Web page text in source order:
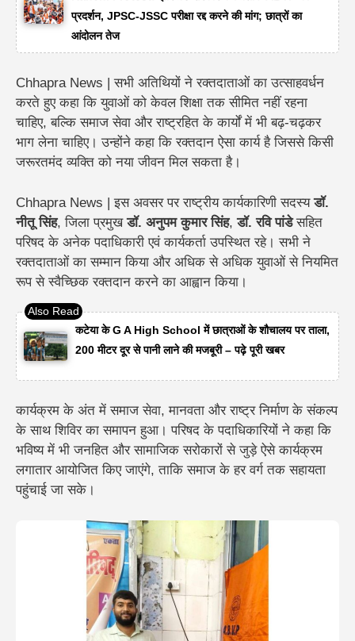
प्रदर्शन, JPSC-JSSC परीक्षा रद्द करने की मांग; छात्रों का
आंदोलन तेज
Chhapra News | सभी अतिथियों ने रक्तदाताओं का उत्साहवर्धन
करते हुए कहा कि युवाओं को केवल शिक्षा तक सीमित नहीं रहना
चाहिए, बल्कि समाज सेवा और राष्ट्रहित के कार्यों में भी बढ़-चढ़कर
भाग लेना चाहिए। उन्होंने कहा कि रक्तदान ऐसा कार्य है जिससे किसी
जरूरतमंद व्यक्ति को नया जीवन मिल सकता है।
Chhapra News | इस अवसर पर राष्ट्रीय कार्यकारिणी सदस्यडॉ.
नीतू सिंह, जिला प्रमुखडॉ. अनुपम कुमार सिंह,डॉ. रवि पांडेसहित
परिषद के अनेक पदाधिकारी एवं कार्यकर्ता उपस्थित रहे। सभी ने
रक्तदाताओं का सम्मान किया और अधिक से अधिक युवाओं से नियमित
रूप से स्वैच्छिक रक्तदान करने का आह्वान किया।
कटेया के G A High School में छात्राओं के शौचालय पर ताला,
200 मीटर दूर से पानी लाने की मजबूरी – पढ़े पूरी खबर
कार्यक्रम के अंत में समाज सेवा, मानवता और राष्ट्र निर्माण के संकल्प
के साथ शिविर का समापन हुआ। परिषद के पदाधिकारियों ने कहा कि
भविष्य में भी जनहित और सामाजिक सरोकारों से जुड़े ऐसे कार्यक्रम
लगातार आयोजित किए जाएंगे, ताकि समाज के हर वर्ग तक सहायता
पहुंचाई जा सके।